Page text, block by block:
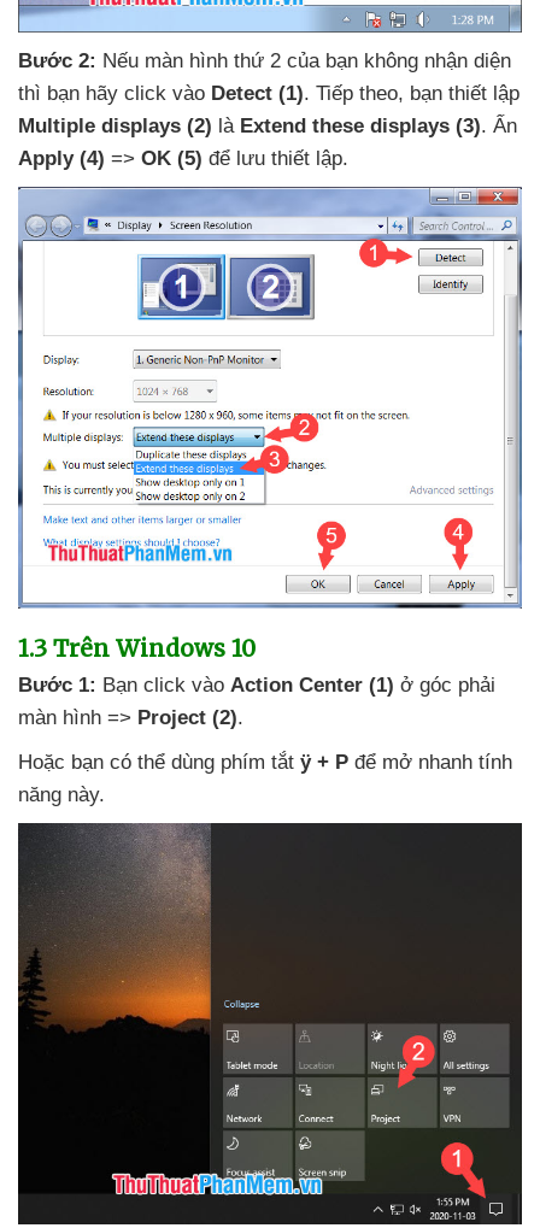
Bước 2: Nếu màn hình thứ 2 của bạn không nhận diện
thì bạn hãy click vào Detect (1). Tiếp theo, bạn thiết lập
Multiple displays (2) là Extend these displays (3). Ấn
Apply (4) => OK (5) để lưu thiết lập.
1.3 Trên Windows 10
Bước 1: Bạn click vào Action Center (1) ở góc phải
màn hình => Project (2).
Hoặc bạn có thể dùng phím tắt ÿ+ P để mở nhanh tính
năng này.